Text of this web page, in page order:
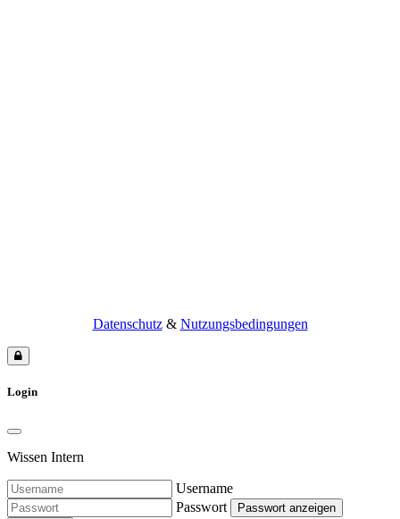
Datenschutz& Nutzungsbedingungen
Login
Wissen Intern
Username
Passwort
Passwort anzeigen